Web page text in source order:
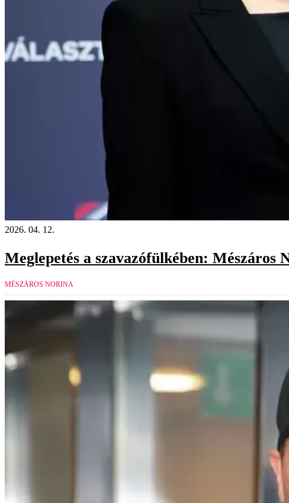
2026. 04. 12.
Meglepetés a szavazófülkében:
MÉSZÁROS NORINA